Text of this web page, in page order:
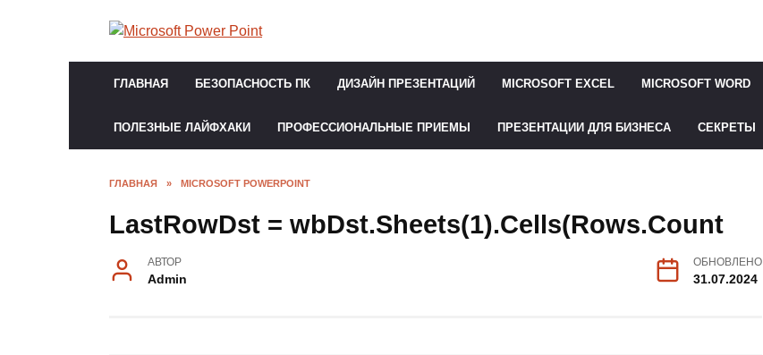
ГЛАВНАЯ БЕЗОПАСНОСТЬ ПК ДИЗАЙН ПРЕЗЕНТАЦИЙ MICROSOFT EXCEL MICROSOFT WORD
ПОЛЕЗНЫЕ ЛАЙФХАКИ ПРОФЕССИОНАЛЬНЫЕ ПРИЕМЫ ПРЕЗЕНТАЦИИ ДЛЯ БИЗНЕСА СЕКРЕТЫ
ГЛАВНАЯ » MICROSOFT POWERPOINT
LastRowDst = wbDst.Sheets(1).Cells(Rows.Count
АВТОР
Admin
ОБНОВЛЕНО
31.07.2024